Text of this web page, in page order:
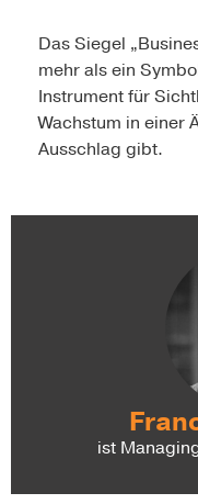
Das Siegel
mehr als ein
Instrument für
Wachstum in einer
Ausschlag gibt.
ist